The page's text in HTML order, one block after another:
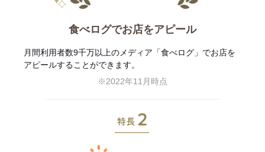
食べログでお店をアピール
月間利用者数9千万以上のメディア「食べログ」でお店を
アピールすることができます。
※2022年11月時点